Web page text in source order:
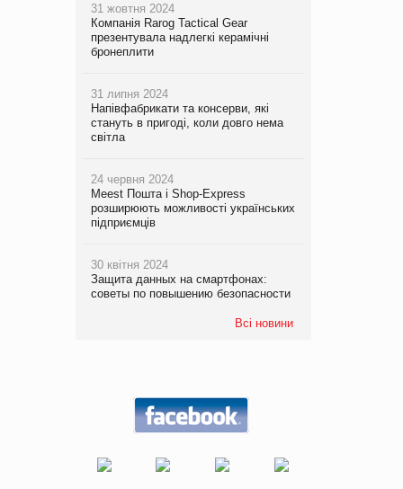
31 жовтня 2024
Компанія Rarog Tactical Gear
презентувала надлегкі керамічні
бронеплити
31 липня 2024
Напівфабрикати та консерви, які
стануть в пригоді, коли довго нема
світла
24 червня 2024
Meest Пошта і Shop-Express
розширюють можливості українських
підприємців
30 квітня 2024
Защита данных на смартфонах:
советы по повышению безопасности
Всі новини